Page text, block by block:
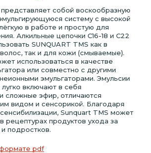
представляет собой воскообразную
систему с высокой
в работе и простую для
Алкильные цепочки С16-18 и С22
SUNQUART TMS как в
так и для кожи (смываемые).
использоваться в качестве
или совместно с другими
эмульгаторами. Эмульсии
включают в себя
сложные эфир, отличаются
видом и сенсорикой. Благодаря
Sunquart TMS может
рецептурах продуктов ухода за
подростков.
pdf